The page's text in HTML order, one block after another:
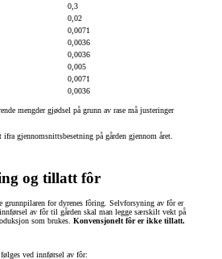
0,3
0,02
0,0071
0,0036
0,0036
0,005
0,0071
0,0036
mengder gjødsel på grunn av rase må justeringer
ifra gjennomsnittsbesetning på gården gjennom året.
og tillatt fôr
grunnpilaren for dyrenes fôring. Selvforsyning av fôr er
av fôr til gården skal man legge særskilt vekt på
som brukes. Konvensjonelt fôr er ikke tillatt.
ved innførsel av fôr: